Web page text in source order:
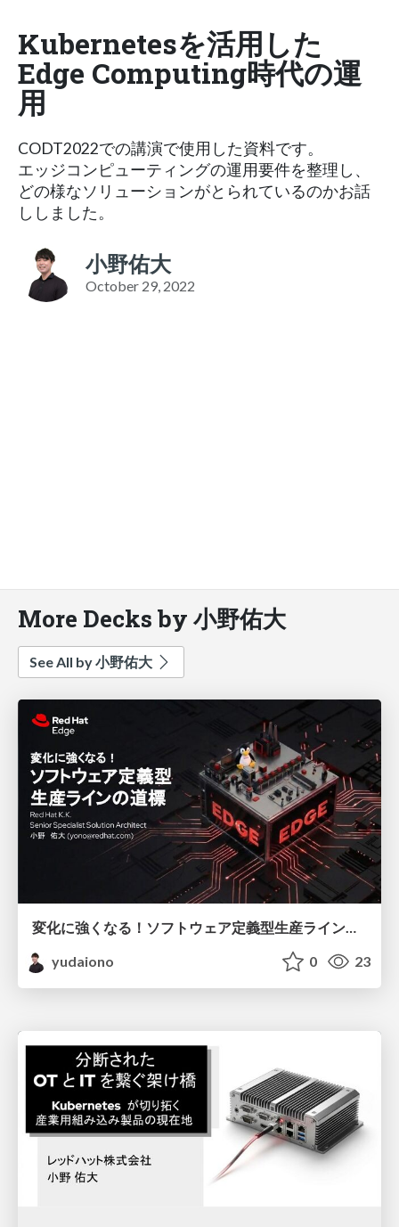
Kubernetesを活用した
Edge Computing時代の運
用
CODT2022での講演で使用した資料です。
エッジコンピューティングの運用要件を整理し、
どの様なソリューションがとられているのかお話
ししました。
小野佑大
October 29, 2022
More Decks by 小野佑大
See All by 小野佑大
変化に強くなる！ソフトウェア定義型生産ラインの道標
yudaiono
0 23